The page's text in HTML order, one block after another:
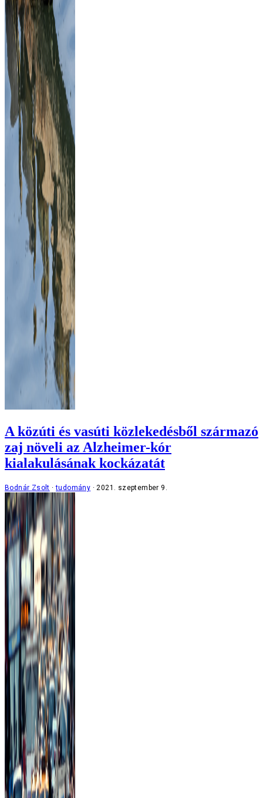
A közúti és vasúti közlekedésből származó
zaj növeli az Alzheimer-kór
kialakulásának kockázatát
Bodnár Zsolt tudomány 2021. szeptember 9.